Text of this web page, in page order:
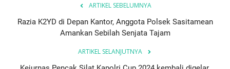
ARTIKEL SEBELUMNYA
Razia K2YD di Depan Kantor, Anggota Polsek Sasitamean
Amankan Sebilah Senjata Tajam
ARTIKEL SELANJUTNYA